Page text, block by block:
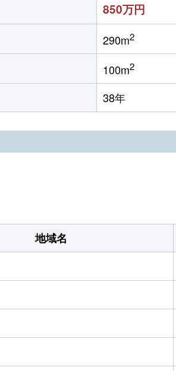
850万円
290m2
100m2
38年
地域名